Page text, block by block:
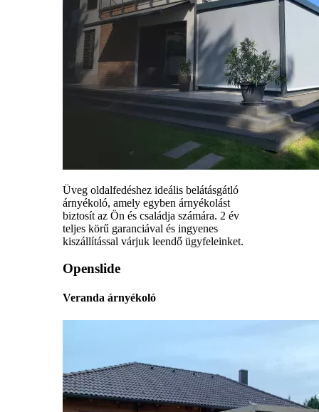
Üveg oldalfedéshez ideális belátásgátló
árnyékoló, amely egyben árnyékolást
biztosít az Ön és családja számára. 2 év
teljes körű garanciával és ingyenes
kiszállítással várjuk leendő ügyfeleinket.
Openslide
Veranda árnyékoló